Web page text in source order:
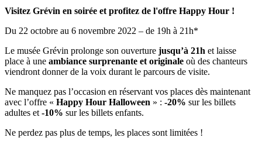
Visitez Grévin en soirée et profitez de l'offre Happy Hour !
Du 22 octobre au 6 novembre 2022 – de 19h à 21h*
Le musée Grévin prolonge son ouverture jusqu’à 21h et laisse
place à une ambiance surprenante et originale où des chanteurs
viendront donner de la voix durant le parcours de visite.
Ne manquez pas l’occasion en réservant vos places dès maintenant
avec l’offre « Happy Hour Halloween » : -20% sur les billets
adultes et -10% sur les billets enfants.
Ne perdez pas plus de temps, les places sont limitées !